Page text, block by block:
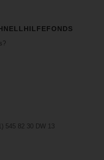
545 82 30 DW 13